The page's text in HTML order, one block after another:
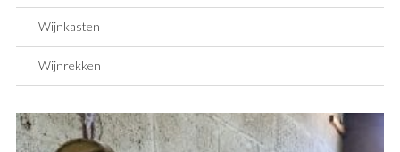
Wijnkasten
Wijnrekken